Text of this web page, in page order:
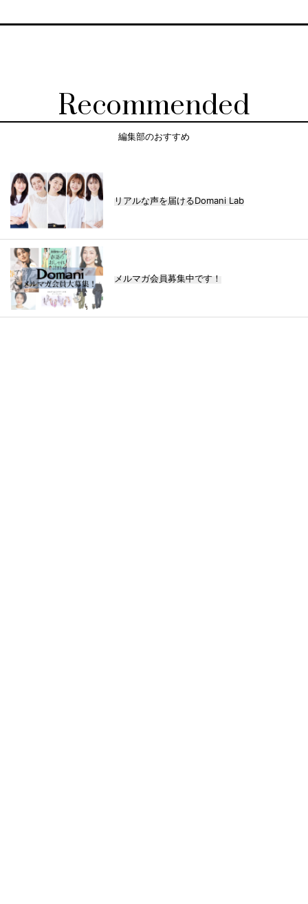
Recommended
編集部のおすすめ
リアルな声を届けるDomani Lab
メルマガ会員募集中です！